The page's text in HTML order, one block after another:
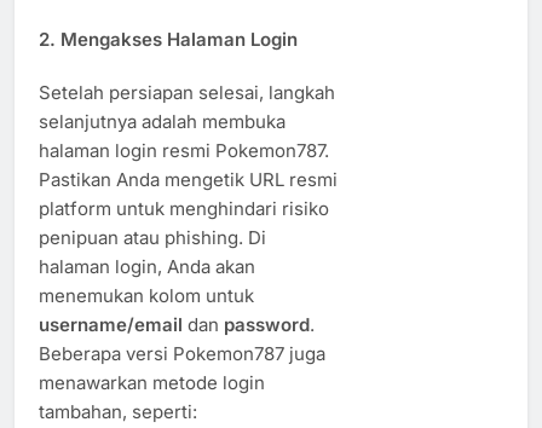
2. Mengakses Halaman Login
Setelah persiapan selesai, langkah
selanjutnya adalah membuka
halaman login resmi Pokemon787.
Pastikan Anda mengetik URL resmi
platform untuk menghindari risiko
penipuan atau phishing. Di
halaman login, Anda akan
menemukan kolom untuk
username/email dan password.
Beberapa versi Pokemon787 juga
menawarkan metode login
tambahan, seperti: